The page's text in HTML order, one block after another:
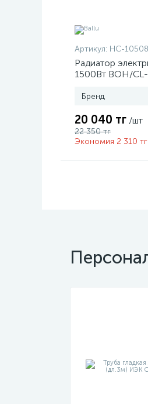
Артикул: НС-
Радиатор
1500Вт BOH/CL-
НС-1050876 Ballu
Бренд
20 040 тг /шт
22 350 тг
Экономия 2 310 тг